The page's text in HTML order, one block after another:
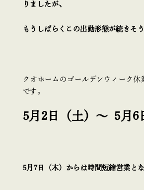
りましたが、
もうしばらくこの出勤形態が続きそ
クオホームのゴールデンウィーク休
です。
5月2日（土）～ 5月6
5月7日（木）からは時間短縮営業とな